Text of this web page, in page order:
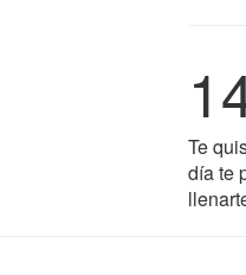
Te
día te